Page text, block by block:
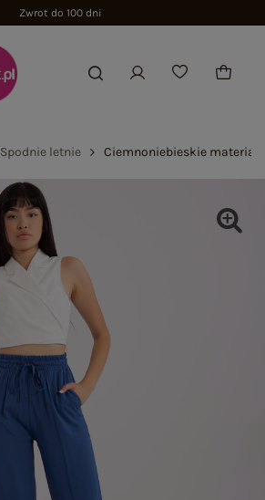
Zwrot do 100 dni
Spodnie letnie Ciemnoniebieskie